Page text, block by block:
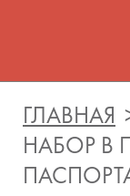
ГЛАВНАЯ
НАБОР В